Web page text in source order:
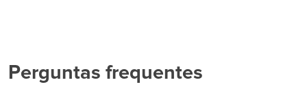
Perguntas frequentes